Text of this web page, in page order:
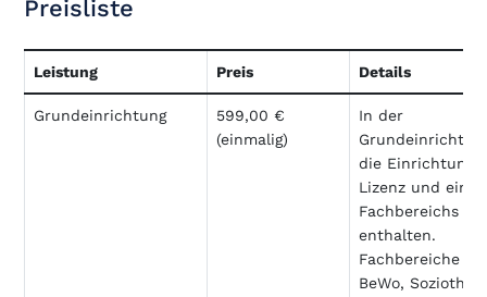
Preisliste
Leistung Preis Details
Grundeinrichtung
599,00 €
(einmalig)
In der
die Einrichtung
Lizenz und eines
Fachbereichs
enthalten.
Fachbereiche
BeWo,